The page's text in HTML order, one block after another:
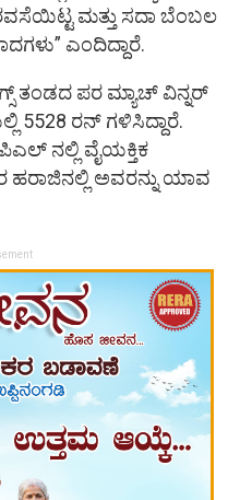
ಮತ್ತು ಸದಾ ಬೆಂಬಲ
ಎಂದಿದ್ದಾರೆ.
ತಂಡದ ಪರ ಮ್ಯಾಚ್ ವಿನ್ನರ್
5528 ರನ್ ಗಳಿಸಿದ್ದಾರೆ.
ನಲ್ಲಿ ವೈಯಕ್ತಿಕ
ಹರಾಜಿನಲ್ಲಿ ಅವರನ್ನು ಯಾವ